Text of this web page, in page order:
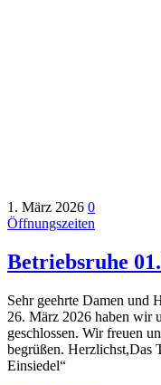
1. März 2026 0
Öffnungszeiten
Betriebsruhe
Sehr geehrte Damen und
26. März 2026 haben wir
geschlossen. Wir freuen
begrüßen. Herzlichst,Das
Einsiedel“